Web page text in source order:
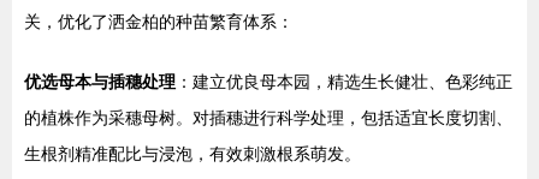
关，优化了洒金柏的种苗繁育体系：
优选母本与插穗处理 ：建立优良母本园，精选生长健壮、色彩纯正
的植株作为采穗母树。对插穗进行科学处理，包括适宜长度切割、
生根剂精准配比与浸泡，有效刺激根系萌发。